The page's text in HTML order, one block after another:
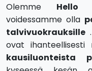
Olemme Hello
voidessamme olla
talvivuokrauksille
ovat
kausiluonteista